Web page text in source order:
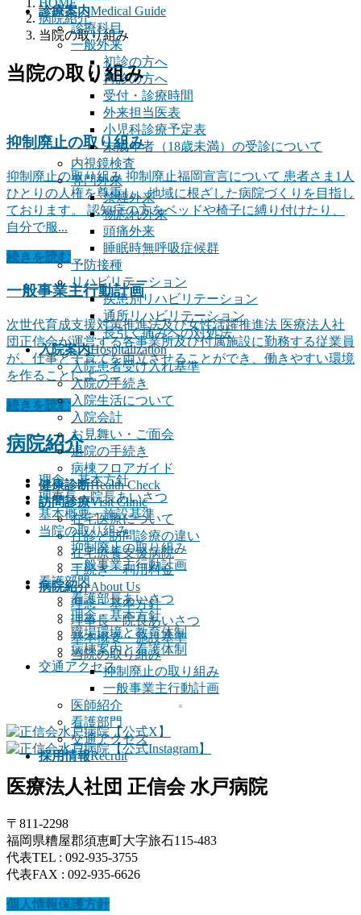
キ
ッ
に
移
診療案内Medical Guide
診療科目
一般外来
初診の方へ
再診の方へ
受付・診療時間
外来担当医表
小児科診療予定表
未成年者（18歳未満）の受診について
内視鏡検査
専門外来
禁煙外来
物忘れ外来
頭痛外来
睡眠時無呼吸症候群
予防接種
リハビリテーション
疾患別リハビリテーション
通所リハビリテーション
長引く痛みへの対処法
入院案内Hospitalization
入院患者受け入れ基準
入院の手続き
入院生活について
入院会計
お見舞い・ご面会
退院の手続き
病棟フロアガイド
健康診断Health Check
訪問診療Visit Clinic
在宅医療について
往診と訪問診療の違い
在宅療養支援病院
手続き・利用料金
病院紹介About Us
理念・基本方針
理事長・院長あいさつ
基本概要・施設基準
当院の取り組み
抑制廃止の取り組み
一般事業主行動計画
医師紹介
看護部門
交通アクセス
採用情報Recruit
HOME
病院紹介
当院の取り組み
当院の取り組み
抑制廃止の取り組み
抑制廃止の取り組み 抑制廃止福岡宣言について 患者さま1人
ひとりの人権を尊重し、地域に根ざした病院づくりを目指し
ております。 認知症の方をベッドや椅子に縛り付けたり、
自分で服...
続きを読む
一般事業主行動計画
次世代育成支援対策推進法及び女性活躍推進法 医療法人社
団正信会が運営する各事業所及び付属施設に勤務する従業員
が、仕事と子育てを両立させることができ、働きやすい環境
を作ることによっ...
続きを読む
病院紹介
理念・基本方針
理事長・院長あいさつ
基本概要・施設基準
当院の取り組み
抑制廃止の取り組み
一般事業主行動計画
看護部門
看護部長あいさつ
理念・基本方針
職場環境と教育体制
病棟案内と看護体制
交通アクセス
医療法人社団 正信会 水戸病院
〒811-2298
福岡県糟屋郡須恵町大字旅石115-483
代表TEL : 092-935-3755
代表FAX : 092-935-6626
個人情報保護方針